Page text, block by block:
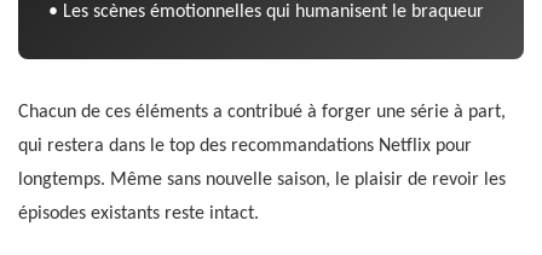
• Les scènes émotionnelles qui humanisent le braqueur
Chacun de ces éléments a contribué à forger une série à part,
qui restera dans le top des recommandations Netflix pour
longtemps. Même sans nouvelle saison, le plaisir de revoir les
épisodes existants reste intact.